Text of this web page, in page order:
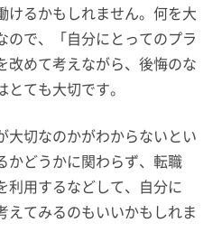
けるかもしれません。何を大
ので、「自分にとってのプラ
改めて考えながら、後悔のな
ても大切です。
大切なのかがわからないとい
かどうかに関わらず、転職
利用するなどして、自分に
えてみるのもいいかもしれま